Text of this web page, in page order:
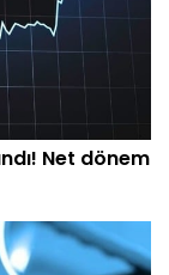
Net dönem